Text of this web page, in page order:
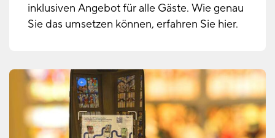
inklusiven Angebot für alle Gäste. Wie genau
Sie das umsetzen können, erfahren Sie hier.